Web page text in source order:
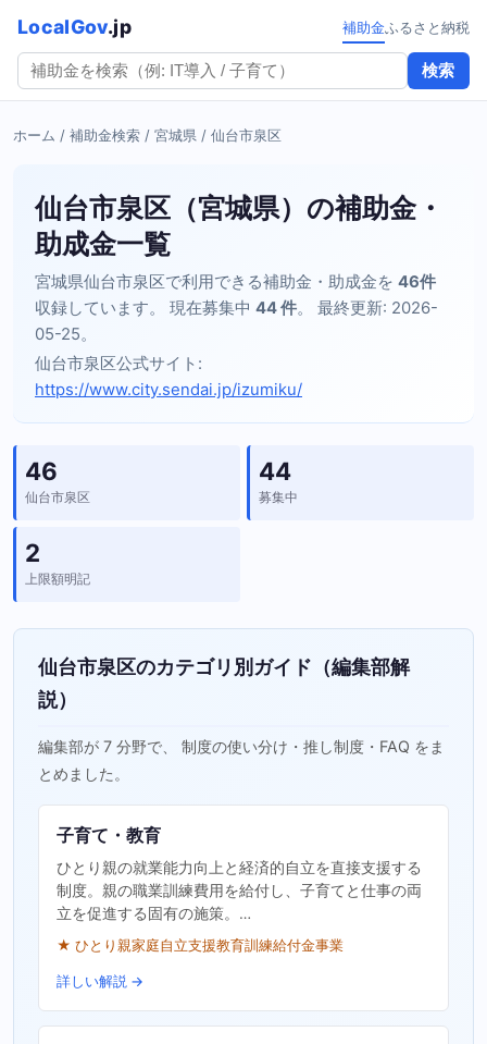
LocalGov.jp
検索
補助金ふるさと納税
ホーム / 補助金検索 / 宮城県 / 仙台市泉区
仙台市泉区（宮城県）の補助金・
助成金一覧
宮城県仙台市泉区で利用できる補助金・助成金を 46件
収録しています。 現在募集中 44 件。 最終更新: 2026-
05-25。
仙台市泉区公式サイト:
https://www.city.sendai.jp/izumiku/
46
仙台市泉区
44
募集中
2
上限額明記
仙台市泉区のカテゴリ別ガイド（編集部解
説）
編集部が 7 分野で、 制度の使い分け・推し制度・FAQ をま
とめました。
子育て・教育
ひとり親の就業能力向上と経済的自立を直接支援する
制度。親の職業訓練費用を給付し、子育てと仕事の両
立を促進する固有の施策。…
★ ひとり親家庭自立支援教育訓練給付金事業
詳しい解説 →